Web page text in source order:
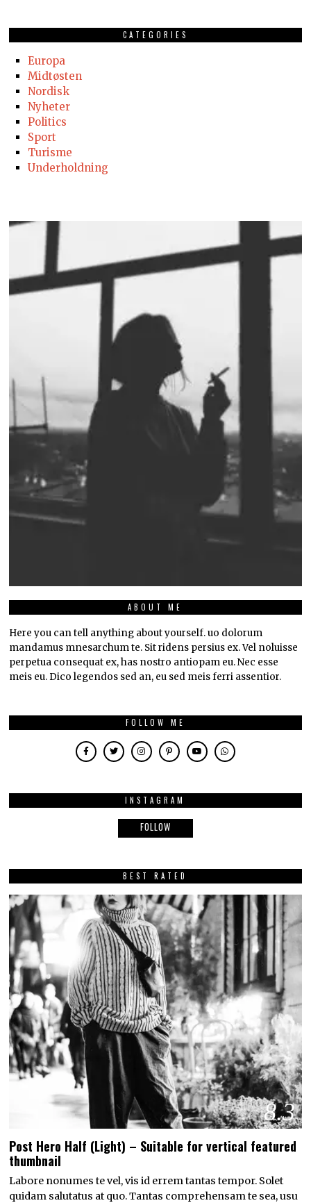
CATEGORIES
Europa
Midtøsten
Nordisk
Nyheter
Politics
Sport
Turisme
Underholdning
ABOUT ME
Here you can tell anything about yourself. uo dolorum
mandamus mnesarchum te. Sit ridens persius ex. Vel noluisse
perpetua consequat ex, has nostro antiopam eu. Nec esse
meis eu. Dico legendos sed an, eu sed meis ferri assentior.
FOLLOW ME
INSTAGRAM
FOLLOW
BEST RATED
8.3
Post Hero Half (Light) – Suitable for vertical featured
thumbnail
Labore nonumes te vel, vis id errem tantas tempor. Solet
quidam salutatus at quo. Tantas comprehensam te sea, usu